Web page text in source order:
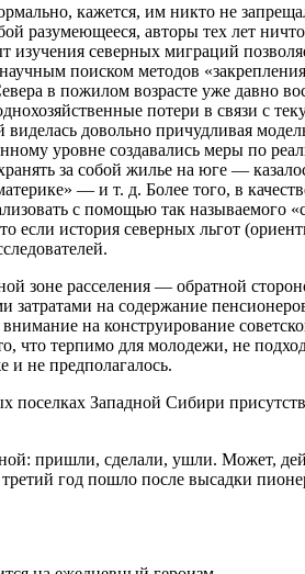
кажется, им никто не
разумеющееся, авторы тех лет
изучения северных миграций
поиском методов
в пожилом возрасте уже давно
потери в связи с
довольно причудливая
уровне создавались меры по
за собой жилье на юге —
— и т. д. Более того, в
с помощью так называемого
если история северных льгот
зоне расселения — обратной
на содержание
на конструирование
что терпимо для молодежи, не
и не предполагалось.
Западной Сибири
пришли, сделали, ушли. Может,
год пошло после высадки